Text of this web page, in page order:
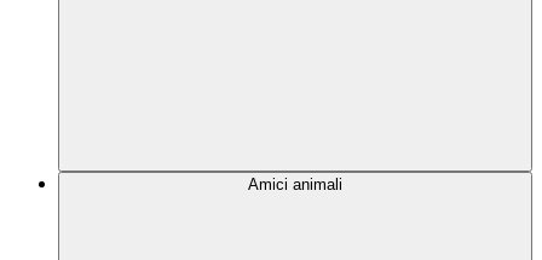
Amici animali